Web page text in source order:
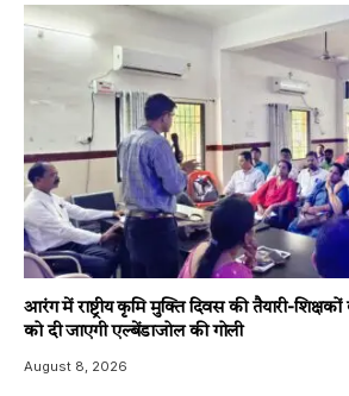
आरंग में राष्ट्रीय कृमि मुक्ति दिवस की तैयारी-शिक्षकों
को दी जाएगी एल्बेंडाजोल की गोली
August 8, 2026